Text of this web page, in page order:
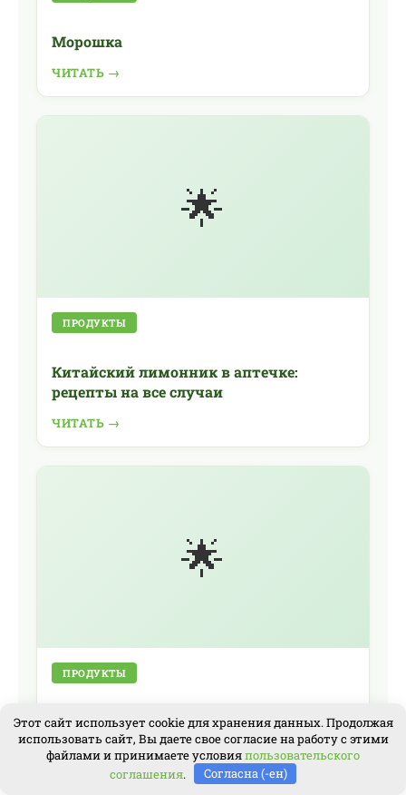
Морошка
ЧИТАТЬ →
🌟
ПРОДУКТЫ
Китайский лимонник в аптечке:
рецепты на все случаи
ЧИТАТЬ →
🌟
ПРОДУКТЫ
Красная смородина: польза и вред, что
лечит, полезные рецепты
ЧИТАТЬ →
Этот сайт использует cookie для хранения данных. Продолжая
использовать сайт, Вы даете свое согласие на работу с этими
файлами и принимаете условияпользовательского
соглашения. Согласна (-ен)